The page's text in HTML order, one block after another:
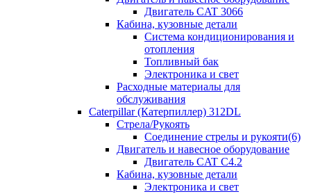
Двигатель CAT 3066
Кабина, кузовные детали
Система кондиционирования и
отопления
Топливный бак
Электроника и свет
Расходные материалы для
обслуживания
Caterpillar (Катерпиллер) 312DL
Стрела/Рукоять
Соединение стрелы и рукояти(6)
Двигатель и навесное оборудование
Двигатель CAT С4.2
Кабина, кузовные детали
Электроника и свет